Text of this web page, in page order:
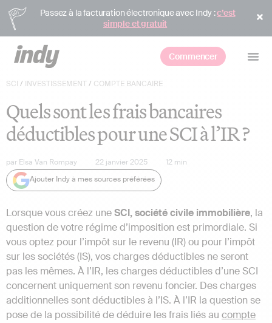
Passez à la facturation électronique avec Indy :c’est
simple et gratuit
Commencer
SCI / INVESTISSEMENT/ COMPTE BANCAIRE
Quels sont les frais bancaires
déductibles pour une SCI à l’IR ?
par Elsa Van Rompay 22 janvier 2025 12 min
Ajouter Indy à mes sources préférées
Lorsque vous créez uneSCI, société civile immobilière, la
question de votre régime d’imposition est primordiale. Si
vous optez pour l’impôt sur le revenu (IR) ou pour l’impôt
sur les sociétés (IS), vos charges déductibles ne seront
pas les mêmes. À l’IR, les charges déductibles d’une SCI
concernent uniquement son revenu foncier. Des charges
additionnelles sont déductibles à l’IS. À l’IR la question se
pose de la possibilité de déduire les frais liés au compte